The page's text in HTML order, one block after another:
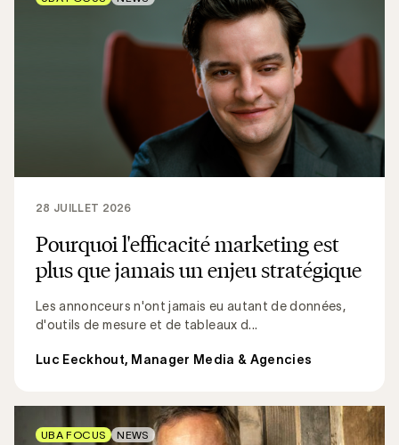
Pourquoi l'efficacité marketing est
plus que jamais un enjeu stratégique
Les annonceurs n'ont jamais eu autant de données,
d'outils de mesure et de tableaux d...
28 JUILLET 2026
Luc Eeckhout, Manager Media & Agencies
UBA FOCUS NEWS